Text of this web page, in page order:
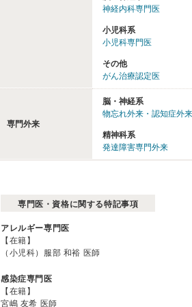
神経内科専門医
小児科系
小児科専門医
その他
がん治療認定医
専門外来
脳・神経系
物忘れ外来・認知症外来
精神科系
発達障害専門外来
専門医・資格に関する特記事項
アレルギー専門医
【在籍】
（小児科）服部 和裕 医師
感染症専門医
【在籍】
宮嶋 友希 医師